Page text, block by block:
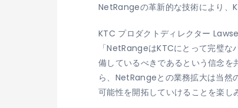
NetRangeの革新的な技術により、
KTC プロダクトディレクター
「NetRangeはKTCにとって完璧
備しているべきであるという信念
ら、NetRangeとの業務拡大は当然
可能性を開拓していけることを楽し